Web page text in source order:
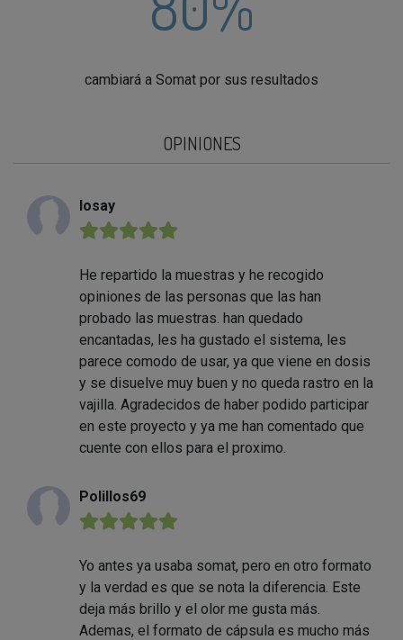
cambiará a Somat por sus resultados
OPINIONES
losay
★★★★★
He repartido la muestras y he recogido
opiniones de las personas que las han
probado las muestras. han quedado
encantadas, les ha gustado el sistema, les
parece comodo de usar, ya que viene en dosis
y se disuelve muy buen y no queda rastro en la
vajilla. Agradecidos de haber podido participar
en este proyecto y ya me han comentado que
cuente con ellos para el proximo.
Polillos69
★★★★★
Yo antes ya usaba somat, pero en otro formato
y la verdad es que se nota la diferencia. Este
deja más brillo y el olor me gusta más.
Ademas, el formato de cápsula es mucho más